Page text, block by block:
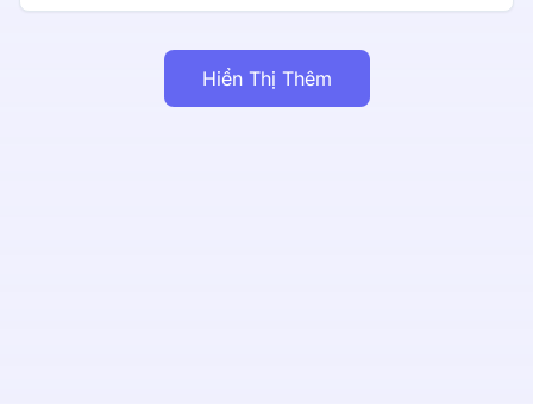
Hiển Thị Thêm